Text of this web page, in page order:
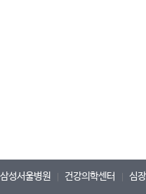
삼성서울병원 건강의학센터 심